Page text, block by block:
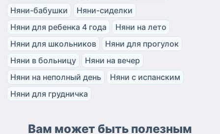
Няни-бабушки
Няни-сиделки
Няни для ребенка 4 года
Няни на лето
Няни для школьников
Няни для прогулок
Няни в больницу
Няни на вечер
Няни на неполный день
Няни с испанским
Няни для грудничка
Вам может быть полезным